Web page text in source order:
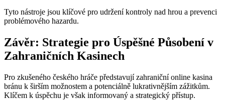
Tyto nástroje jsou klíčové pro udržení kontroly nad hrou a prevenci
problémového hazardu.
Závěr: Strategie pro Úspěšné Působení v
Zahraničních Kasinech
Pro zkušeného českého hráče představují zahraniční online kasina
bránu k širším možnostem a potenciálně lukrativnějším zážitkům.
Klíčem k úspěchu je však informovaný a strategický přístup.